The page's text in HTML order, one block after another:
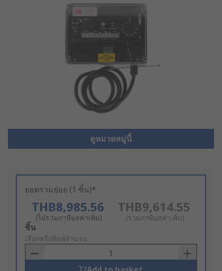
ดูหมวดหมู่นี้
ยอดรวมย่อย (1 ชิ้น)*
THB8,985.56
(ไม่รวมภาษีมูลค่าเพิ่ม)
THB9,614.55
(รวมภาษีมูลค่าเพิ่ม)
Add
to
Basket
ชิ้น
เลือกหรือพิมพ์จำนวน